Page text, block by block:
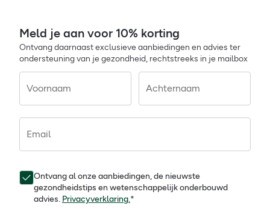
Meld je aan voor 10% korting
Ontvang daarnaast exclusieve aanbiedingen en advies ter
ondersteuning van je gezondheid, rechtstreeks in je mailbox
Voornaam Achternaam
Email
Ontvang al onze aanbiedingen, de nieuwste
gezondheidstips en wetenschappelijk onderbouwd
advies. Privacyverklaring.*